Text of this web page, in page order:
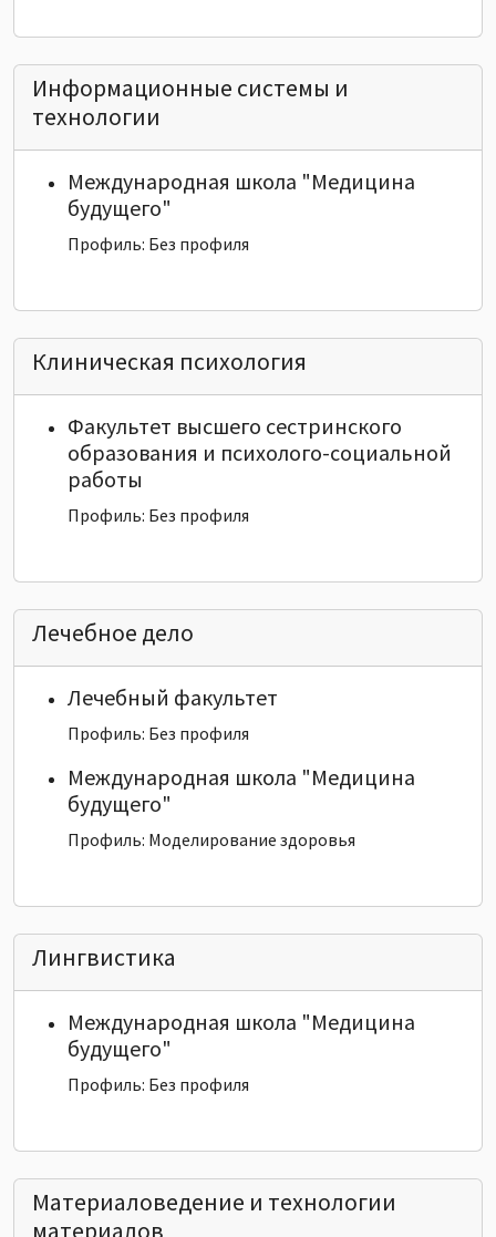
Информационные системы и
технологии
Международная школа "Медицина
будущего"
Профиль: Без профиля
Клиническая психология
Факультет высшего сестринского
образования и психолого-социальной
работы
Профиль: Без профиля
Лечебное дело
Лечебный факультет
Профиль: Без профиля
Международная школа "Медицина
будущего"
Профиль: Моделирование здоровья
Лингвистика
Международная школа "Медицина
будущего"
Профиль: Без профиля
Материаловедение и технологии
материалов